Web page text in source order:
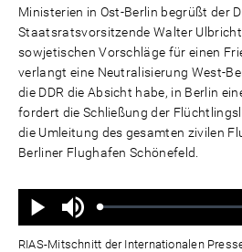
Ministerien in Ost-Berlin begrüßt der
Staatsratsvorsitzende Walter
sowjetischen Vorschläge für einen
verlangt eine Neutralisierung West-
die DDR die Absicht habe, in Berlin
fordert die Schließung der
die Umleitung des gesamten zivilen
Berliner Flughafen Schönefeld.
Wiedergabe
Ton
aus
Geladen:
Status:
RIAS-Mitschnitt der Internationalen